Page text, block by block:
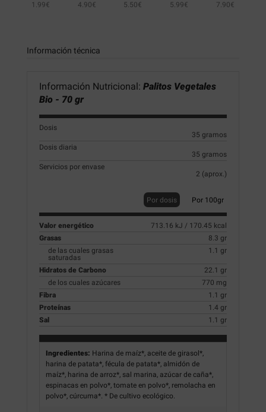
1.99€ 4.90€ 5.50€ 5.99€ 7.90€
Información técnica
Información Nutricional: Palitos Vegetales
Bio - 70 gr
Dosis
35 gramos
Dosis diaria
35 gramos
Servicios por envase
2 (aprox.)
Por dosis Por 100gr
Valor energético
713.16 kJ / 170.45 kcal
Grasas
8.3 gr
de las cuales grasas
saturadas
1.1 gr
Hidratos de Carbono
22.1 gr
de los cuales azúcares
770 mg
Fibra
1.1 gr
Proteínas
1.4 gr
Sal
1.1 gr
Ingredientes: Harina de maíz*, aceite de girasol*,
harina de patata*, fécula de patata*, almidón de
maíz*, harina de arroz*, sal marina, azúcar de caña*,
espinacas en polvo*, tomate en polvo*, remolacha en
polvo*, cúrcuma*. * De cultivo ecológico.